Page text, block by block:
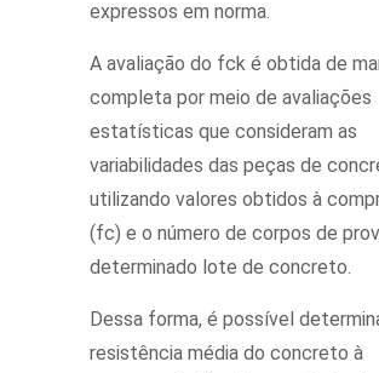
expressos em norma.
A avaliação do fck é obtida de
completa por meio de avaliações
estatísticas que consideram as
variabilidades das peças de
utilizando valores obtidos à
(fc) e o número de corpos de
determinado lote de concreto.
Dessa forma, é possível
resistência média do concreto à